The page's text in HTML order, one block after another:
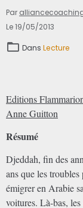
Par
Le 19/05/2013
Dans Lecture
Editions
Anne Guitton
Résumé
Djeddah, fin des
ans que les
émigrer en Arabie
voitures. Là-bas,